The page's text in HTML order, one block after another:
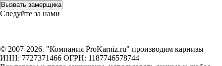
Вызвать замерщика
Следуйте за нами
© 2007-2026. "Компания ProKarniz.ru" производим карнизы
ИНН: 7727371466 ОГРН: 1187746578744